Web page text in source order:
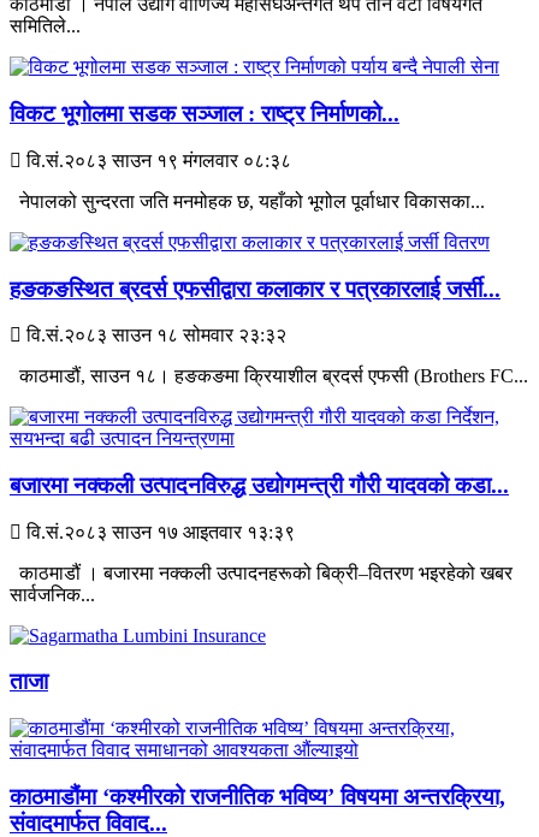
काठमाडौं । नेपाल उद्योग वाणिज्य महासंघअन्तर्गत थप तीन वटा विषयगत
समितिले...
विकट भूगोलमा सडक सञ्जाल : राष्ट्र निर्माणको...
वि.सं.२०८३ साउन १९ मंगलवार ०८:३८
नेपालको सुन्दरता जति मनमोहक छ, यहाँको भूगोल पूर्वाधार विकासका...
हङकङस्थित ब्रदर्स एफसीद्वारा कलाकार र पत्रकारलाई जर्सी...
वि.सं.२०८३ साउन १८ सोमवार २३:३२
काठमाडौं, साउन १८। हङकङमा क्रियाशील ब्रदर्स एफसी (Brothers FC...
बजारमा नक्कली उत्पादनविरुद्ध उद्योगमन्त्री गौरी यादवको कडा...
वि.सं.२०८३ साउन १७ आइतवार १३:३९
काठमाडौं । बजारमा नक्कली उत्पादनहरूको बिक्री–वितरण भइरहेको खबर
सार्वजनिक...
ताजा
काठमाडौंमा ‘कश्मीरको राजनीतिक भविष्य’ विषयमा अन्तरक्रिया,
संवादमार्फत विवाद...